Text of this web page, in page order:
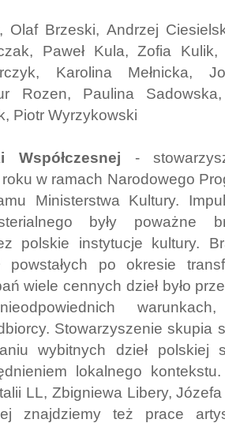
Olaf Brzeski, Andrzej
Paweł Kula, Zofia Kulik,
Karolina Mełnicka,
Rozen, Paulina
Piotr Wyrzykowski
Współczesnej -
w ramach Narodowego
Ministerstwa Kultury.
były poważne
polskie instytucje kultury.
powstałych po okresie
wiele cennych dzieł było
Stowarzyszenie skupia
wybitnych dzieł polskiej
lokalnego
LL, Zbigniewa Libery,
znajdziemy też prace